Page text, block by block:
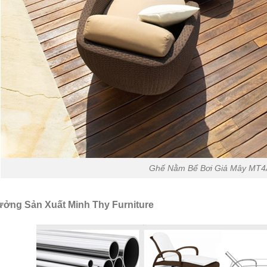
Ghế Nằm Bể Bơi Giả Mây
Sản Xuất Minh Thy Furniture